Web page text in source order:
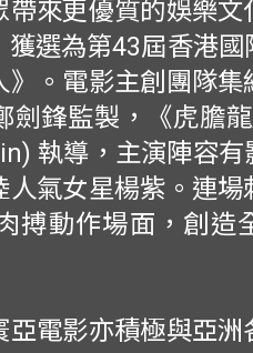
帶來更優質的娛樂文
選為第43屆香港國
》。電影主創團隊集
劍鋒監製，《虎膽
執導，主演陣容有
氣女星楊紫。連場
搏動作場面，創造
亞電影亦積極與亞